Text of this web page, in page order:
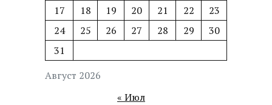
Август 2026
17
18 19 20 21 22
23
24
25 26 27 28 29
30
31
« Июл